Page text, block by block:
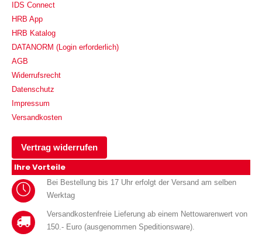
IDS Connect
HRB App
HRB Katalog
DATANORM (Login erforderlich)
AGB
Widerrufsrecht
Datenschutz
Impressum
Versandkosten
Vertrag widerrufen
Ihre Vorteile
Bei Bestellung bis 17 Uhr erfolgt der Versand am selben
Werktag
Versandkostenfreie Lieferung ab einem Nettowarenwert von
150.- Euro (ausgenommen Speditionsware).